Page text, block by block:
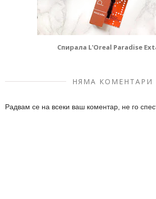
Спирала L'Oreal Paradise
НЯМА КОМЕНТАРИ
Радвам се на всеки ваш коментар, не го